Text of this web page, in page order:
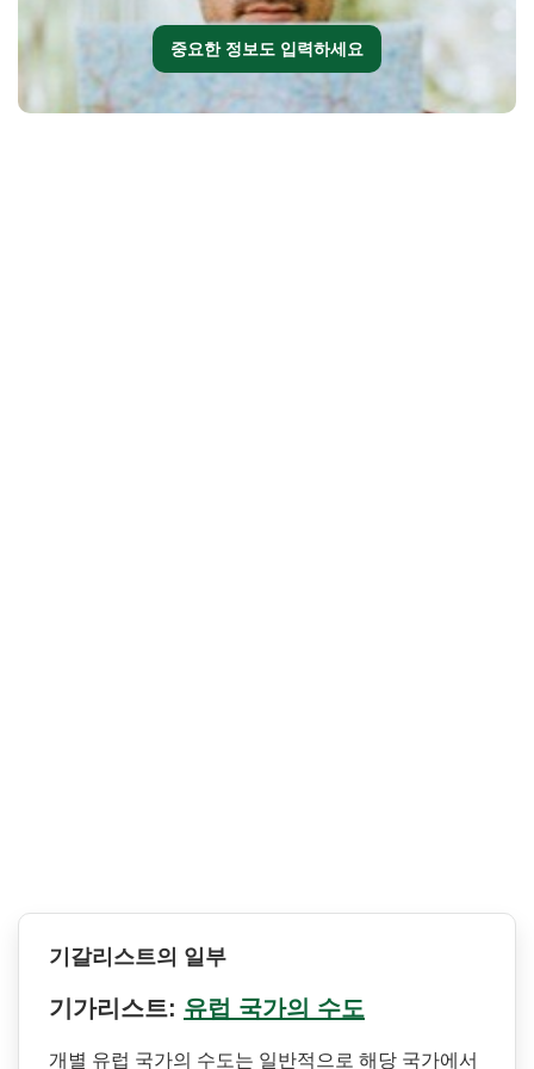
중요한 정보도 입력하세요
기갈리스트의 일부
기가리스트: 유럽 국가의 수도
개별 유럽 국가의 수도는 일반적으로 해당 국가에서